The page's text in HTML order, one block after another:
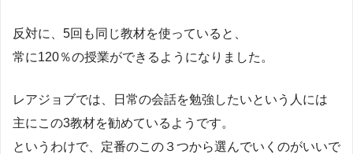
反対に、5回も同じ教材を使っていると、
常に120％の授業ができるようになりました。
レアジョブでは、日常の会話を勉強したいという人には
主にこの3教材を勧めているようです。
というわけで、定番のこの３つから選んでいくのがいいで